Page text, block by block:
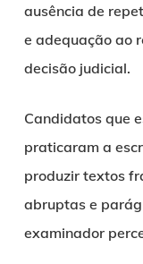
ausência de
e adequação ao
decisão judicial.
Candidatos que
praticaram a
produzir textos
abruptas e
examinador